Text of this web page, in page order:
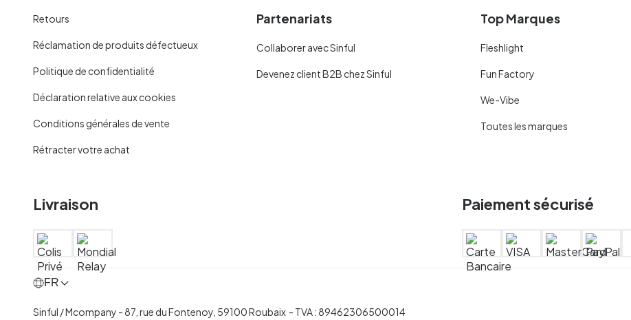
Retours
Réclamation de produits défectueux
Politique de confidentialité
Déclaration relative aux cookies
Conditions générales de vente
Rétracter votre achat
Partenariats
Collaborer avec Sinful
Devenez client B2B chez Sinful
Top Marques
Fleshlight
Fun Factory
We-Vibe
Toutes les marques
Livraison Paiement sécurisé
FR
Sinful / Mcompany - 87, rue du Fontenoy, 59100 Roubaix - TVA : 89462306500014